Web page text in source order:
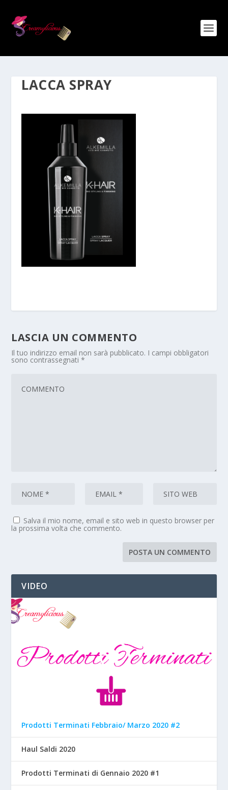
LACCA SPRAY
LASCIA UN COMMENTO
Il tuo indirizzo email non sarà pubblicato. I campi obbligatori
sono contrassegnati*
Salva il mio nome, email e sito web in questo browser per
la prossima volta che commento.
VIDEO
Prodotti Terminati Febbraio/ Marzo 2020 #2
Haul Saldi 2020
Prodotti Terminati di Gennaio 2020 #1